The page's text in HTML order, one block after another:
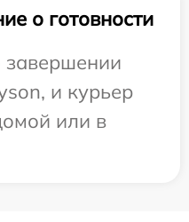
о готовности
и курьер
или в